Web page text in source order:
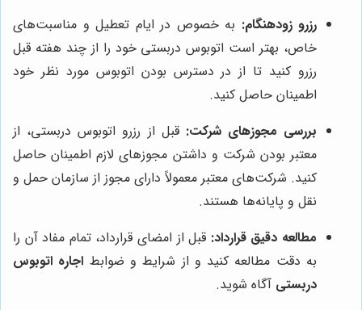
رزرو زودهنگام: به خصوص در ایام تعطیل و مناسبت‌های
خاص، بهتر است اتوبوس دربستی خود را از چند هفته قبل
رزرو کنید تا از در دسترس بودن اتوبوس مورد نظر خود
اطمینان حاصل کنید.
بررسی مجوزهای شرکت: قبل از رزرو اتوبوس دربستی، از
معتبر بودن شرکت و داشتن مجوزهای لازم اطمینان حاصل
کنید. شرکت‌های معتبر معمولاً دارای مجوز از سازمان حمل و
نقل و پایانه‌ها هستند.
مطالعه دقیق قرارداد: قبل از امضای قرارداد، تمام مفاد آن را
به دقت مطالعه کنید و از شرایط و ضوابط اجاره اتوبوس
دربستی آگاه شوید.